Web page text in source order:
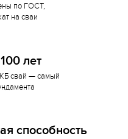
по ГОСТ,
на сваи
лет
свай — самый
способность